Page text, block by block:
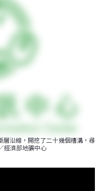
沿線，開挖了二十幾個槽溝，尋
經濟部地礦中心